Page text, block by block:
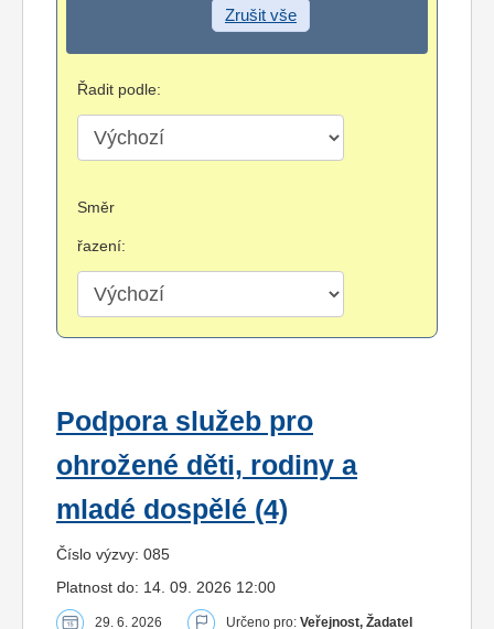
Zrušit vše
Řadit podle:
Směr
řazení:
Podpora služeb pro
ohrožené děti, rodiny a
mladé dospělé (4)
Číslo výzvy: 085
Platnost do: 14. 09. 2026 12:00
29. 6. 2026 Určeno pro: Veřejnost, Žadatel